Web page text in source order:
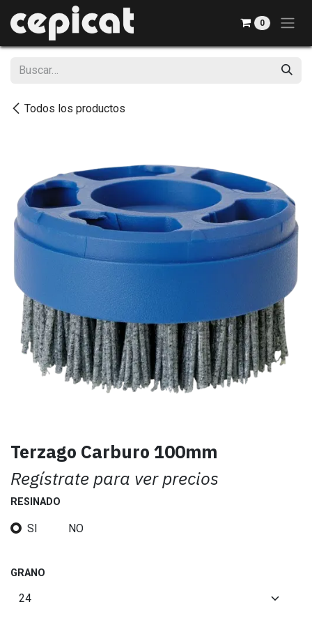
0
Todos los productos
Terzago Carburo 100mm
Regístrate para ver precios
RESINADO
SI NO
GRANO